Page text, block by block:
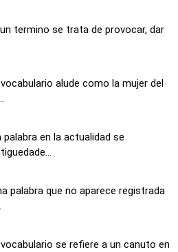
termino se trata de provocar, dar
alude como la mujer del
en la actualidad se
palabra que no aparece registrada
se refiere a un canuto en